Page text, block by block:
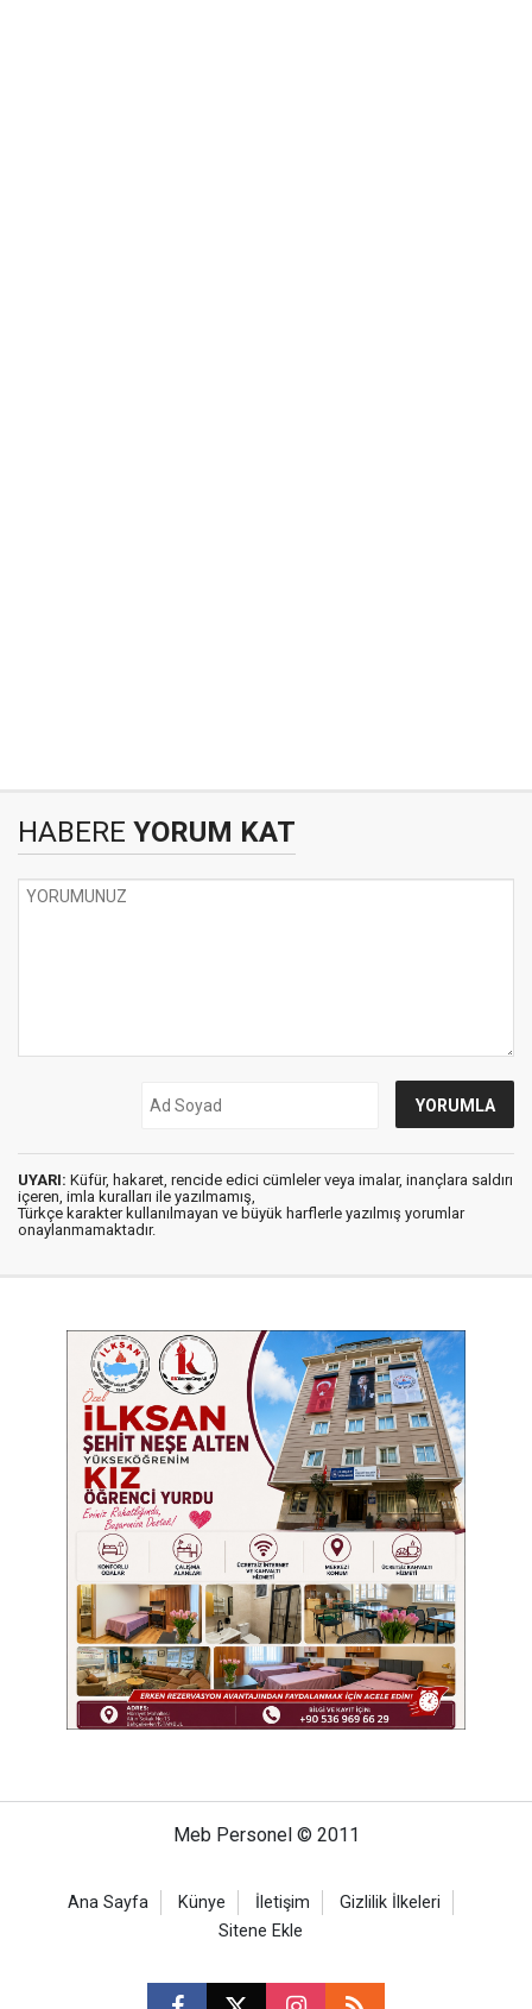
HABERE YORUM KAT
UYARI: Küfür, hakaret, rencide edici cümleler veya imalar, inançlara saldırı
içeren, imla kuralları ile yazılmamış,
Türkçe karakter kullanılmayan ve büyük harflerle yazılmış yorumlar
onaylanmamaktadır.
Meb Personel © 2011
Ana Sayfa Künye İletişim
Gizlilik İlkeleri
Sitene Ekle